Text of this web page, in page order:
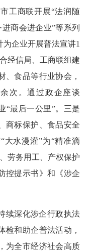
工商联开展“法润随
商会进企业”等系列
企业开展普法宣讲1
经信局、工商联组建
、食品等行业协会，
余次。通过政企座谈
“最后一公里”。 三是
商标保护、食品安全
大水漫灌”为“精准滴
劳务用工、产权保护
控提示书》和《涉企
续深化涉企行政执法
检和助企普法活动，
为全市经济社会高质